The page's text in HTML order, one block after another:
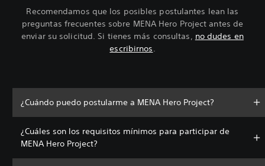
Recomendamos que los posibles postulantes lean las
preguntas frecuentes sobre MENA Hero Project antes de
enviar su solicitud. Si tienes más consultas, no dudes en
escribirnos.
¿Cuándo puedo postularme a MENA Hero Project?
¿Cuáles son los requisitos mínimos para participar de
MENA Hero Project?